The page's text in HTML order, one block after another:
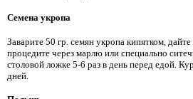
Семена укропа
Заварите 50 гр. семян укропа кипятком, дайте
процедите через марлю или специально
столовой ложке 5-6 раз в день перед едой.
дней.